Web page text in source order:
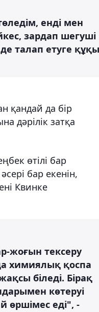
енді мен
зардап шегуші
талап етуге құқы
қандай да бір
дәрілік затқа
өтілі бар
бар екенін,
Квинке
жоғын тексеру
химиялық қоспа
біледі. Бірақ
көтеруі
өршімес еді", -